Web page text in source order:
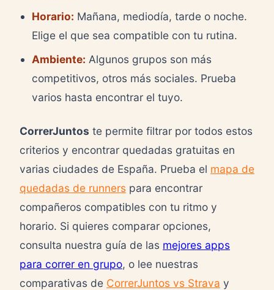
Horario: Mañana, mediodía, tarde o noche.
Elige el que sea compatible con tu rutina.
Ambiente: Algunos grupos son más
competitivos, otros más sociales. Prueba
varios hasta encontrar el tuyo.
CorrerJuntos te permite filtrar por todos estos
criterios y encontrar quedadas gratuitas en
varias ciudades de España. Prueba el mapa de
quedadas de runners para encontrar
compañeros compatibles con tu ritmo y
horario. Si quieres comparar opciones,
consulta nuestra guía de las mejores apps
para correr en grupo, o lee nuestras
comparativas de CorrerJuntos vs Strava y